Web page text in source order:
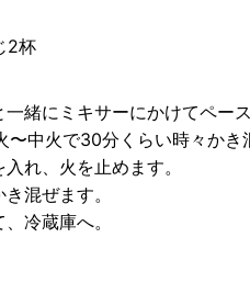
2杯
緒にミキサーにかけてペー
〜中火で30分くらい時々かき
れ、火を止めます。
混ぜます。
冷蔵庫へ。